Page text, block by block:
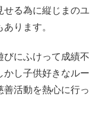
せる為に縦じまのユ
ります。
びにふけって成績不
かし子供好きなルー
善活動を熱心に行っ